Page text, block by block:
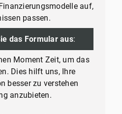
auf,
passen.
das Formular aus:
Moment Zeit, um das
Dies hilft uns, Ihre
besser zu verstehen
anzubieten.